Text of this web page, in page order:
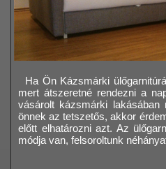
Ha Ön Kázsmárki
mert átszeretné rendezni a
vásárolt kázsmárki
önnek az tetszetős, akkor
előtt elhatározni azt. Az
módja van, felsoroltunk